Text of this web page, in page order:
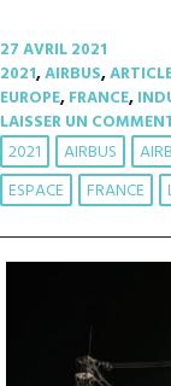
27 AVRIL 2021
2021,AIRBUS,
EUROPE,FRANCE,
LAISSER UN
2021 AIRBUS
ESPACE
FRANCE